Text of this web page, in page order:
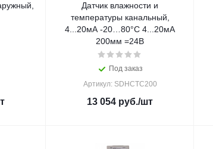
Датчик влажности и
температуры канальный,
4...20мА -20…80°С 4...20мА
200мм =24В
Под заказ
Артикул: SDHCTC200
13 054 руб./шт